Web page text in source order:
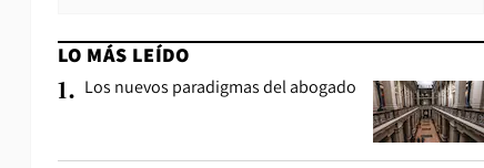
LO MÁS LEÍDO
1. Los nuevos paradigmas del abogado